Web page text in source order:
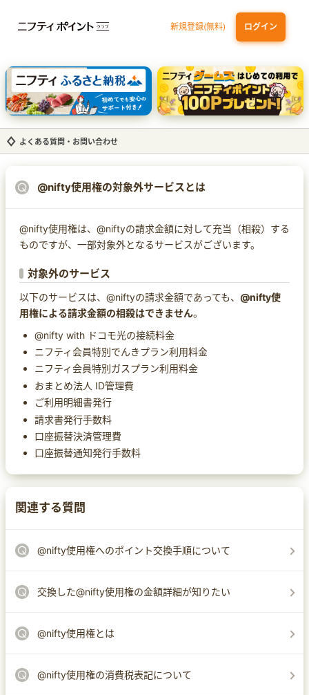
新規登録(無料) ログイン
dカード GOLD 三井住友カード ゴールド（NL）（家族カード発行）
【実質初月無料】DMM | Disney+(ディズニープラス) セットプラン
SBI証券 確定拠出年金（iDeCo）
よくある質問・お問い合わせ
@nifty使用権の対象外サービスとは
@nifty使用権は、@niftyの請求金額に対して充当（相殺）する
ものですが、一部対象外となるサービスがございます。
対象外のサービス
以下のサービスは、@niftyの請求金額であっても、 @nifty使
用権による請求金額の相殺はできません。
@nifty with ドコモ光の接続料金
ニフティ会員特別でんきプラン利用料金
ニフティ会員特別ガスプラン利用料金
おまとめ法人 ID管理費
ご利用明細書発行
請求書発行手数料
口座振替決済管理費
口座振替通知発行手数料
関連する質問
@nifty使用権へのポイント交換手順について
交換した@nifty使用権の金額詳細が知りたい
@nifty使用権とは
@nifty使用権の消費税表記について